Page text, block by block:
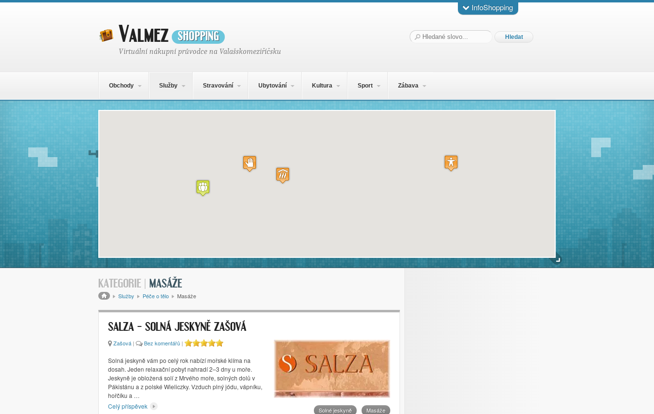
Valmezshopping
Virtuální nákupní průvodce na Valašskomeziříčsku
Hledat:
Obchody Služby Stravování Ubytování Kultura Sport Zábava
Mapa obsahu
KATEGORIE | MASÁŽE
Drobečková navigace
Služby Péče o tělo Masáže
SALZA – SOLNÁ JESKYNĚ ZAŠOVÁ
Solné jeskyně Masáže
Zašová | Bez komentářů |
Solná jeskyně vám po celý rok nabízí mořské klíma na
dosah. Jeden relaxační pobyt nahradí 2–3 dny u moře.
Jeskyně je obložená solí z Mrvého moře, solných dolů v
Pákistánu a z polské Wieliczky. Vzduch plný jódu, vápníku,
hořčíku a …
Celý příspěvek
InfoShopping